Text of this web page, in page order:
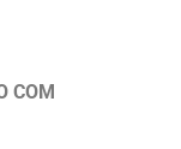
COM